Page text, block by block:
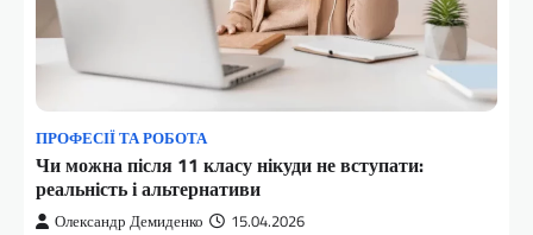
ПРОФЕСІЇ ТА РОБОТА
Чи можна після 11 класу нікуди не вступати:
реальність і альтернативи
Олександр Демиденко 15.04.2026